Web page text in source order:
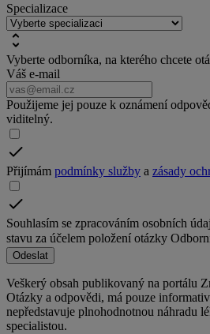
Specializace
Vyberte odborníka, na kterého chcete
Váš e-mail
Použijeme jej pouze k oznámení
viditelný.
Přijímám podmínky služby a zásady
Souhlasím se zpracováním osobních
stavu za účelem položení otázky
Odeslat
Veškerý obsah publikovaný na portálu
Otázky a odpovědi, má pouze
nepředstavuje plnohodnotnou náhradu
specialistou.